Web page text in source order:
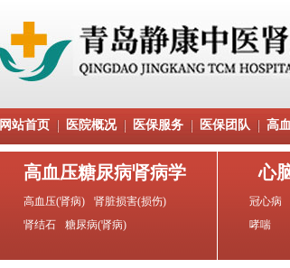
网站首页 医院概况 医保服务 医保团队 高
高血压糖尿病肾病学
高血压(肾病)
肾脏损害(损伤)
肾结石
糖尿病(肾病)
心
冠心病
哮喘